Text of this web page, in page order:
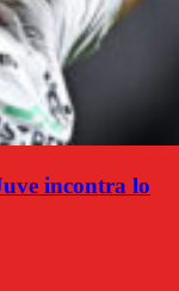
incontra lo